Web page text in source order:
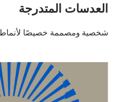
العدسات المتدرجة
شخصية ومصممة خصيصًا لأنماط